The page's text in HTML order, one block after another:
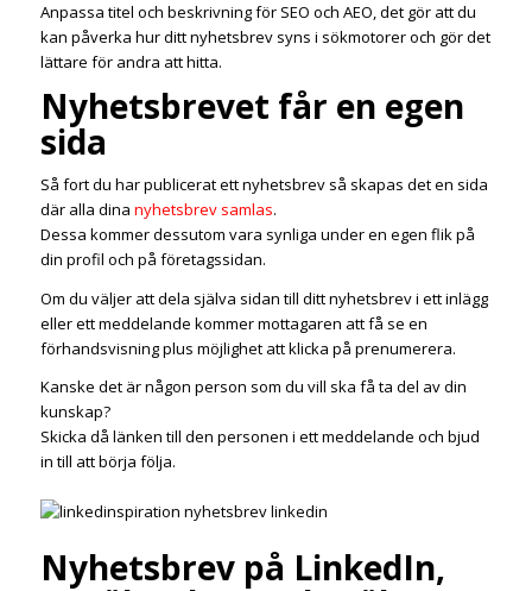
Anpassa titel och beskrivning för SEO och AEO, det gör att du
kan påverka hur ditt nyhetsbrev syns i sökmotorer och gör det
lättare för andra att hitta.
Nyhetsbrevet får en egen
sida
Så fort du har publicerat ett nyhetsbrev så skapas det en sida
där alla dina nyhetsbrev samlas.
Dessa kommer dessutom vara synliga under en egen flik på
din profil och på företagssidan.
Om du väljer att dela själva sidan till ditt nyhetsbrev i ett inlägg
eller ett meddelande kommer mottagaren att få se en
förhandsvisning plus möjlighet att klicka på prenumerera.
Kanske det är någon person som du vill ska få ta del av din
kunskap?
Skicka då länken till den personen i ett meddelande och bjud
in till att börja följa.
Nyhetsbrev på LinkedIn,